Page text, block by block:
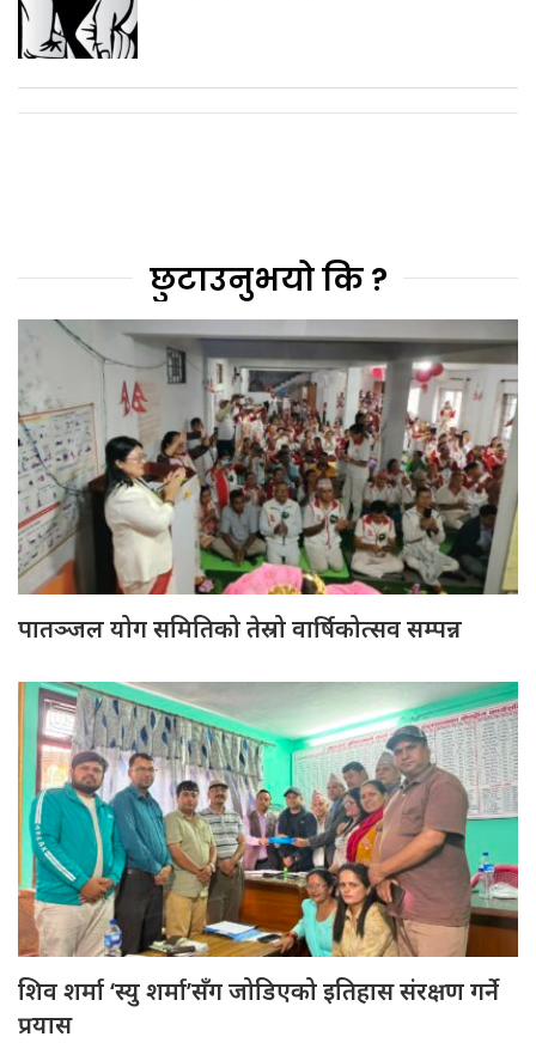
छुटाउनुभयो कि ?
पातञ्जल योग समितिको तेस्रो वार्षिकोत्सव सम्पन्न
शिव शर्मा ‘स्यु शर्मा’सँग जोडिएको इतिहास संरक्षण गर्ने
प्रयास